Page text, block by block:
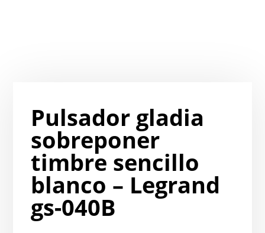
Pulsador gladia
sobreponer
timbre sencillo
blanco – Legrand
gs-040B